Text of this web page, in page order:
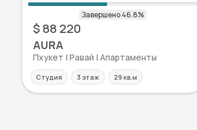
$ 88 220
AURA
Пхукет | Равай | Апартаменты
Студия 3 этаж 29 кв.м